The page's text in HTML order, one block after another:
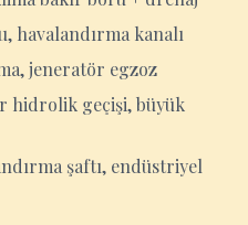
havalandırma kanalı
jeneratör egzoz
hidrolik geçişi, büyük
şaftı, endüstriyel